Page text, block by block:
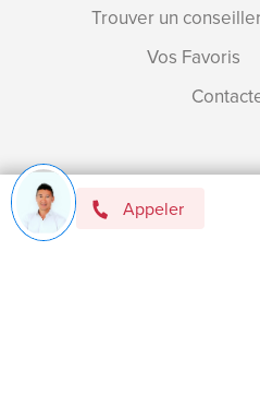
Appeler
Trouver un
Vos Favoris
Devenir